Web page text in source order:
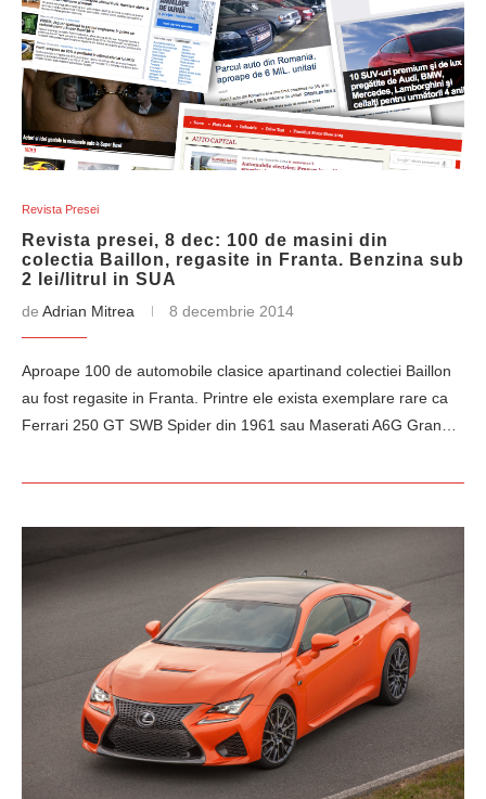
Revista Presei
Revista presei, 8 dec: 100 de masini din
colectia Baillon, regasite in Franta. Benzina sub
2 lei/litrul in SUA
de Adrian Mitrea 8 decembrie 2014
Aproape 100 de automobile clasice apartinand colectiei Baillon
au fost regasite in Franta. Printre ele exista exemplare rare ca
Ferrari 250 GT SWB Spider din 1961 sau Maserati A6G Gran…